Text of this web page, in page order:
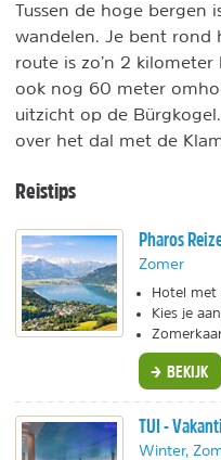
Tussen de hoge bergen
wandelen. Je bent rond
route is zo’n 2
ook nog 60 meter
uitzicht op de
over het dal met de
Reistips
Pharos
Zomer
Hotel met
Kies je
BEKIJK
TUI -
Winter,